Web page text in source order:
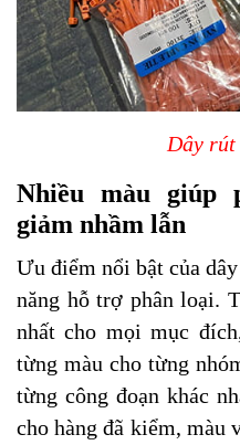
Dây rút
Nhiều màu giúp
giảm nhầm lẫn
Ưu điểm nổi bật của
năng hỗ trợ phân loại.
nhất cho mọi mục
từng màu cho từng
từng công đoạn khác
cho hàng đã kiểm, màu